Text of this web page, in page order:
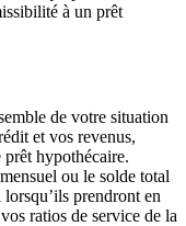
à un prêt
de votre situation
et vos revenus,
prêt hypothécaire.
ou le solde total
prendront en
ratios de service de la